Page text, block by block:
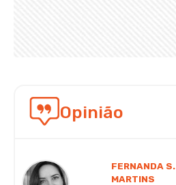
Opinião
FERNANDA S.
MARTINS